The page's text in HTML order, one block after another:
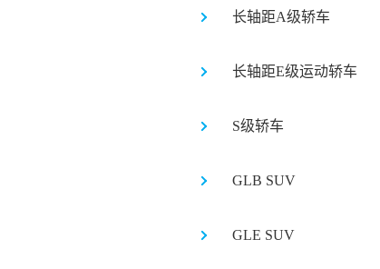
长轴距A级轿车
长轴距E级运动轿车
S级轿车
GLB SUV
GLE SUV